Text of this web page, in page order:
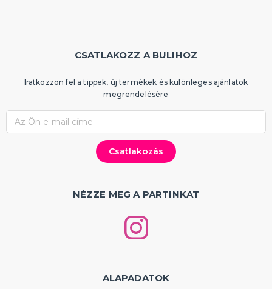
CSATLAKOZZ A BULIHOZ
Iratkozzon fel a tippek, új termékek és különleges ajánlatok
megrendelésére
NÉZZE MEG A PARTINKAT
ALAPADATOK